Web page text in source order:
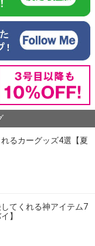
るカーグッズ4選【夏
てくれる神アイテム7
】